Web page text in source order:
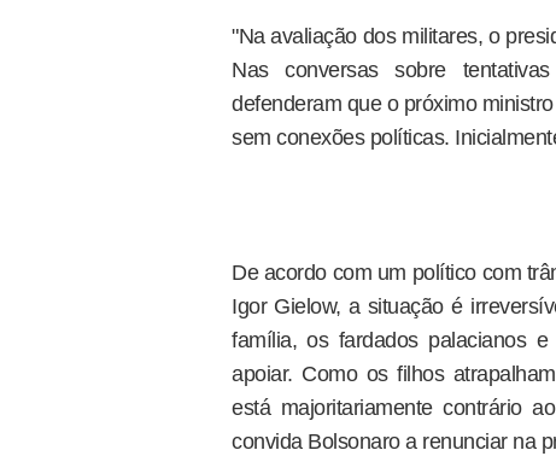
"Na avaliação dos militares, o
Nas conversas sobre
defenderam que o próximo
sem conexões políticas.
De acordo com um político com
Igor Gielow, a situação é
família, os fardados palacianos
apoiar. Como os filhos
está majoritariamente contrário
convida Bolsonaro a renunciar na